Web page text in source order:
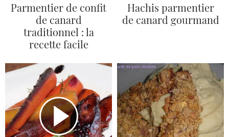
Parmentier de confit
de canard
traditionnel : la
recette facile
Hachis parmentier
de canard gourmand